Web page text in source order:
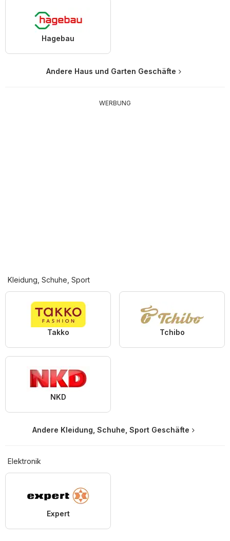
Hagebau
Andere Haus und Garten Geschäfte
WERBUNG
Kleidung, Schuhe, Sport
Takko Tchibo
NKD
Andere Kleidung, Schuhe, Sport Geschäfte
Elektronik
Expert